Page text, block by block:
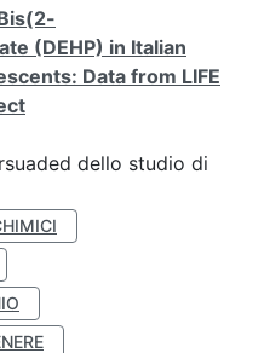
(DEHP) in Italian
Data from LIFE
dello studio di